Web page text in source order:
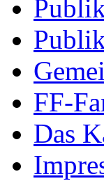
FF-
Das